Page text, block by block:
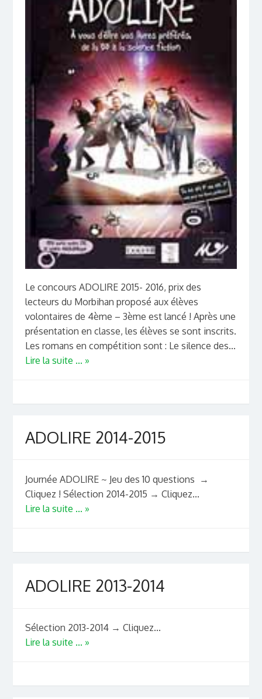
Le concours ADOLIRE 2015- 2016, prix des
lecteurs du Morbihan proposé aux élèves
volontaires de 4ème – 3ème est lancé ! Après une
présentation en classe, les élèves se sont inscrits.
Les romans en compétition sont : Le silence des...
Lire la suite ... »
ADOLIRE 2014-2015
Journée ADOLIRE ~ Jeu des 10 questions →
Cliquez ! Sélection 2014-2015 → Cliquez...
Lire la suite ... »
ADOLIRE 2013-2014
Sélection 2013-2014 → Cliquez...
Lire la suite ... »